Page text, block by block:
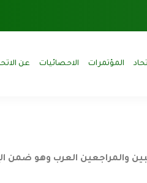
المؤتمرات الاحصائيات عن
والمراجعين العرب وهو ضمن